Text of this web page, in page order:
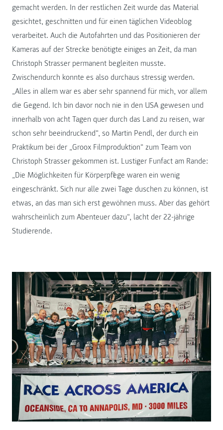
gemacht werden. In der restlichen Zeit wurde das Material
gesichtet, geschnitten und für einen täglichen Videoblog
verarbeitet. Auch die Autofahrten und das Positionieren der
Kameras auf der Strecke benötigte einiges an Zeit, da man
Christoph Strasser permanent begleiten musste.
Zwischendurch konnte es also durchaus stressig werden.
„Alles in allem war es aber sehr spannend für mich, vor allem
die Gegend. Ich bin davor noch nie in den USA gewesen und
innerhalb von acht Tagen quer durch das Land zu reisen, war
schon sehr beeindruckend“, so Martin Pendl, der durch ein
Praktikum bei der „Groox Filmproduktion“ zum Team von
Christoph Strasser gekommen ist. Lustiger Funfact am Rande:
„Die Möglichkeiten für Körperpflege waren ein wenig
eingeschränkt. Sich nur alle zwei Tage duschen zu können, ist
etwas, an das man sich erst gewöhnen muss. Aber das gehört
wahrscheinlich zum Abenteuer dazu“, lacht der 22-jährige
Studierende.